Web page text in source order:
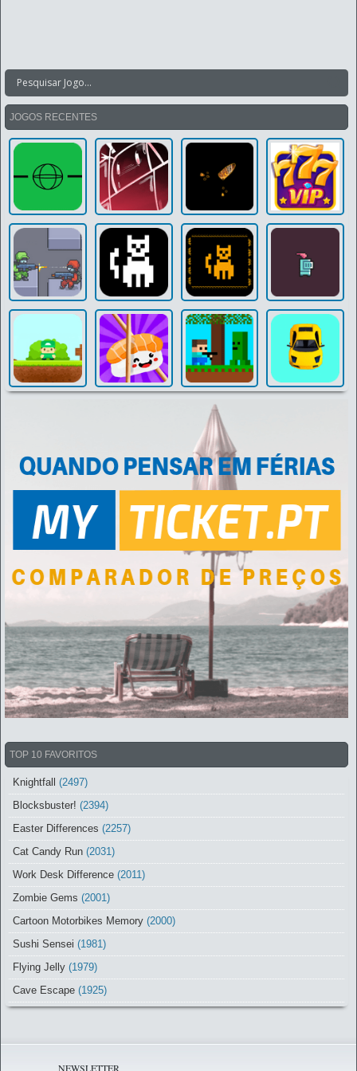
JOGOS RECENTES
TOP 10 FAVORITOS
Knightfall
(2497)
Blocksbuster! (2394)
Easter Differences (2257)
Cat Candy Run (2031)
Work Desk Difference (2011)
Zombie Gems (2001)
Cartoon Motorbikes Memory (2000)
Sushi Sensei (1981)
Flying Jelly (1979)
Cave Escape (1925)
NEWSLETTER